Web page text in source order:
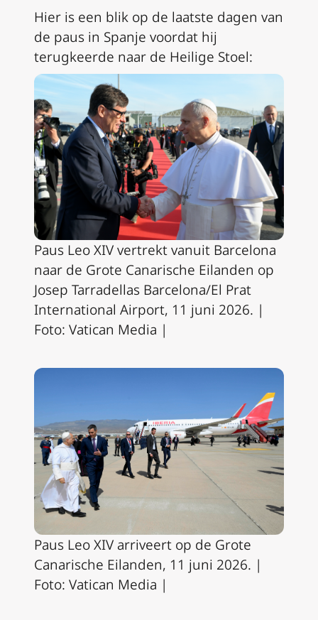
Hier is een blik op de laatste dagen van
de paus in Spanje voordat hij
terugkeerde naar de Heilige Stoel:
Paus Leo XIV vertrekt vanuit Barcelona
naar de Grote Canarische Eilanden op
Josep Tarradellas Barcelona/El Prat
International Airport, 11 juni 2026. |
Foto: Vatican Media |
Paus Leo XIV arriveert op de Grote
Canarische Eilanden, 11 juni 2026. |
Foto: Vatican Media |